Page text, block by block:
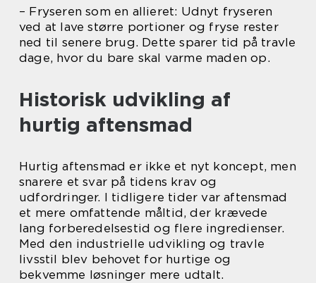
– Fryseren som en allieret: Udnyt fryseren
ved at lave større portioner og fryse rester
ned til senere brug. Dette sparer tid på travle
dage, hvor du bare skal varme maden op.
Historisk udvikling af
hurtig aftensmad
Hurtig aftensmad er ikke et nyt koncept, men
snarere et svar på tidens krav og
udfordringer. I tidligere tider var aftensmad
et mere omfattende måltid, der krævede
lang forberedelsestid og flere ingredienser.
Med den industrielle udvikling og travle
livsstil blev behovet for hurtige og
bekvemme løsninger mere udtalt.